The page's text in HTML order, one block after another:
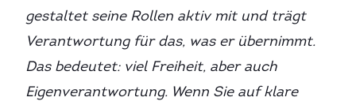
gestaltet seine Rollen aktiv mit und trägt
Verantwortung für das, was er übernimmt.
Das bedeutet: viel Freiheit, aber auch
Eigenverantwortung. Wenn Sie auf klare